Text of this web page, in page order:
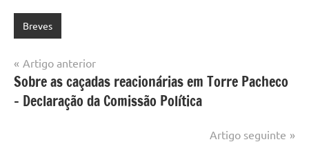
Breves
Navegação
de
artigos
Artigo anterior
Sobre as caçadas reacionárias em Torre Pacheco
– Declaração da Comissão Política
Artigo seguinte